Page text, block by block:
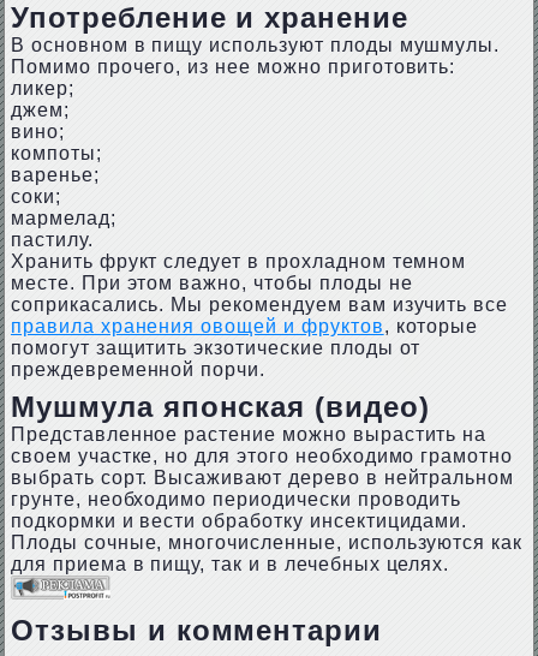
Употребление и хранение
В основном в пищу используют плоды мушмулы.
Помимо прочего, из нее можно приготовить:
ликер;
джем;
вино;
компоты;
варенье;
соки;
мармелад;
пастилу.
Хранить фрукт следует в прохладном темном
месте. При этом важно, чтобы плоды не
соприкасались. Мы рекомендуем вам изучить все
правила хранения овощей и фруктов, которые
помогут защитить экзотические плоды от
преждевременной порчи.
Мушмула японская (видео)
Представленное растение можно вырастить на
своем участке, но для этого необходимо грамотно
выбрать сорт. Высаживают дерево в нейтральном
грунте, необходимо периодически проводить
подкормки и вести обработку инсектицидами.
Плоды сочные, многочисленные, используются как
для приема в пищу, так и в лечебных целях.
Отзывы и комментарии